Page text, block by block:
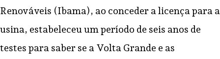
Renováveis (Ibama), ao conceder a licença para a
usina, estabeleceu um período de seis anos de
testes para saber se a Volta Grande e as